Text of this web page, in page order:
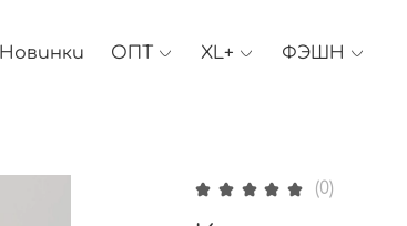
Новинки ОПТ XL+ ФЭШН
(0)